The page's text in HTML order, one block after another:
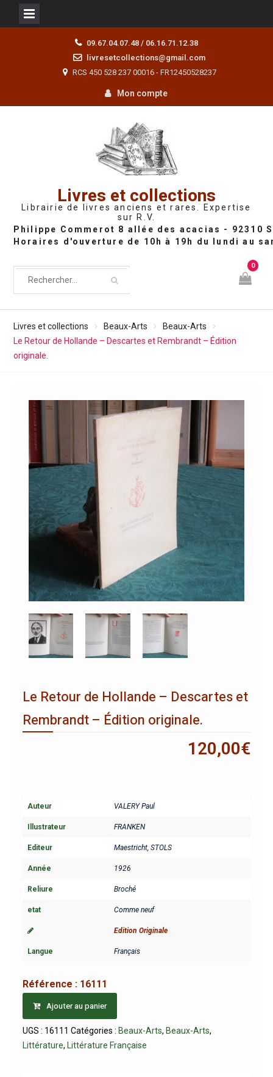
09.67.04.07.48 / 06.16.71.12.38
livresetcollections@gmail.com
RCS 450 528 237 00016 - FR12450528237
Mon compte
Livres et collections
Librairie de livres anciens et rares. Expertise
sur R.V.
0
Livres et collections Beaux-Arts
Beaux-Arts
Le Retour de Hollande – Descartes et Rembrandt – Édition
originale.
Le Retour de Hollande – Descartes et
Rembrandt – Édition originale.
120,00€
Auteur VALERY Paul
Illustrateur FRANKEN
Editeur Maestricht, STOLS
Année 1926
Reliure Broché
etat Comme neuf
Edition Originale
Langue Français
Référence : 16111
Ajouter au panier
UGS : 16111 Catégories : Beaux-Arts, Beaux-Arts,
Littérature, Littérature Française